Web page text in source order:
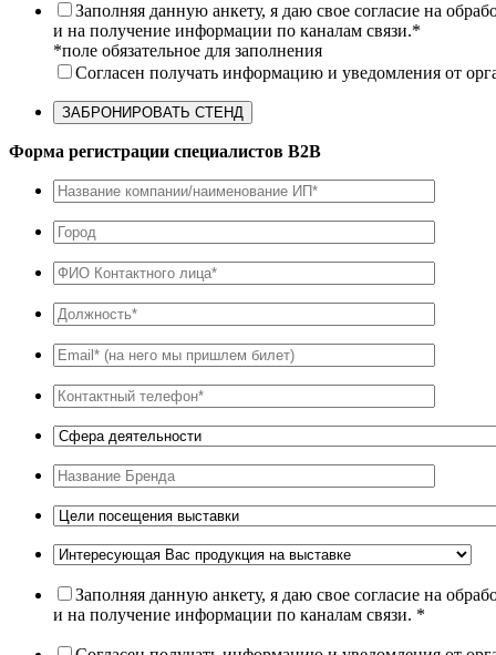
Заполняя данную анкету, я даю свое согласие на
и на получение информации по каналам связи.*
*поле обязательное для заполнения
Согласен получать информацию и уведомления от
Форма регистрации специалистов B2B
Заполняя данную анкету, я даю свое согласие на
и на получение информации по каналам связи. *